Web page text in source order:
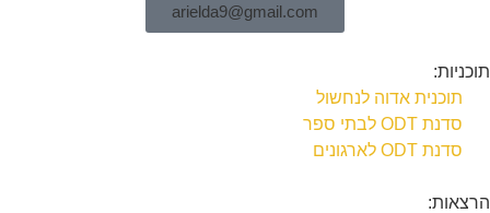
arielda9@gmail.com
תוכניות:
תוכנית אדוה לנחשול
סדנת ODT לבתי ספר
סדנת ODT לארגונים
הרצאות: